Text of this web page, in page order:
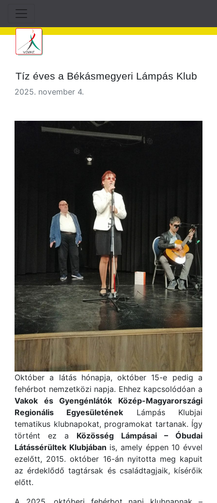
Tíz éves a Békásmegyeri Lámpás Klub
2025. november 4.
Október a látás hónapja, október 15-e pedig a
fehérbot nemzetközi napja. Ehhez kapcsolódóan a
Vakok és Gyengénlátók Közép-Magyarországi
Regionális Egyesületének Lámpás Klubjai
tematikus klubnapokat, programokat tartanak. Így
történt ez a Közösség Lámpásai – Óbudai
Látássérültek Klubjában is, amely éppen 10 évvel
ezelőtt, 2015. október 16-án nyitotta meg kapuit
az érdeklődő tagtársak és családtagjaik, kísérőik
előtt.